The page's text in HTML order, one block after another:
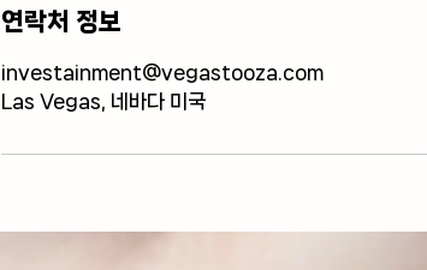
연락처 정보
investainment@vegastooza.com
Las Vegas, 네바다 미국